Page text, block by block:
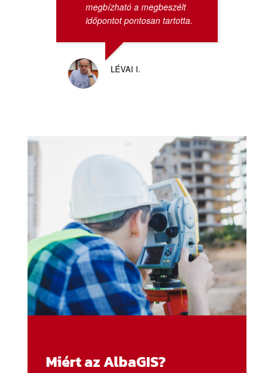
megbízható a megbeszélt
időpontot pontosan tartotta.
LÉVAI I.
Miért az AlbaGIS?